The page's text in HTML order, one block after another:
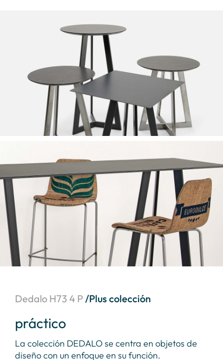
Dedalo H73 4 P/Plus colección
práctico
La colección DEDALO se centra en objetos de
diseño con un enfoque en su función.